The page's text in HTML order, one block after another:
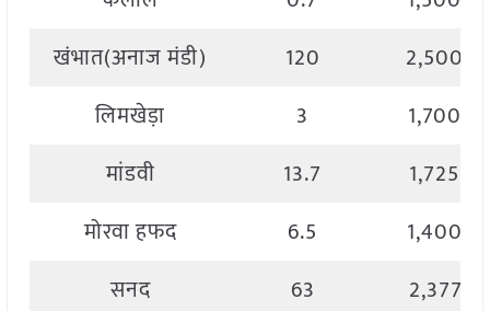
खंभात(अनाज मंडी)
120
लिमखेड़ा
3
मांडवी
13.7
मोरवा हफद
6.5
सनद
63